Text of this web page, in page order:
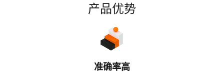
产品优势
准确率高